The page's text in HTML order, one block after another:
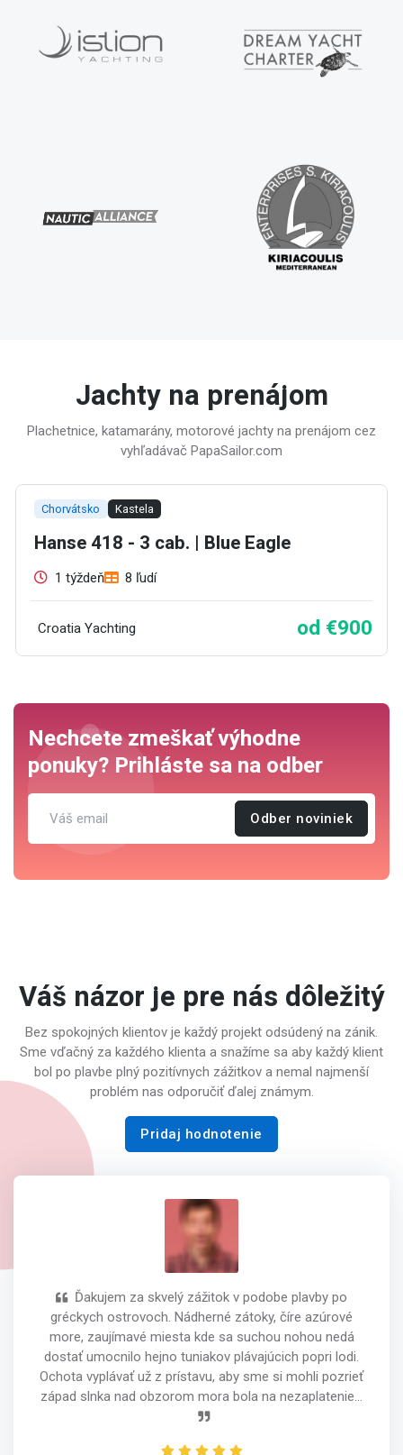
Jachty na prenájom
Plachetnice, katamarány, motorové jachty na prenájom cez
vyhľadávač PapaSailor.com
Chorvátsko Kastela
Hanse 418 - 3 cab. | Blue Eagle
1 týždeň 8 ľudí
Croatia Yachting od €900
Nechcete zmeškať výhodne
ponuky? Prihláste sa na odber
Odber noviniek
Ďakujem za skvelý zážitok v podobe plavby po
gréckych ostrovoch. Nádherné zátoky, číre azúrové
more, zaujímavé miesta kde sa suchou nohou nedá
dostať umocnilo hejno tuniakov plávajúcich popri lodi.
Ochota vyplávať už z prístavu, aby sme si mohli pozrieť
západ slnka nad obzorom mora bola na nezaplatenie...
Váš názor je pre nás dôležitý
Bez spokojných klientov je každý projekt odsúdený na zánik.
Sme vďačný za každého klienta a snažíme sa aby každý klient
bol po plavbe plný pozitívnych zážitkov a nemal najmenší
problém nas odporučiť ďalej známym.
Pridaj hodnotenie